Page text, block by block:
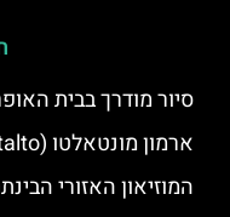
סיור מודרך בבית
ארמון מונטאלטו (Palazzo Montalto) בסירקוזה
המוזיאון האזורי